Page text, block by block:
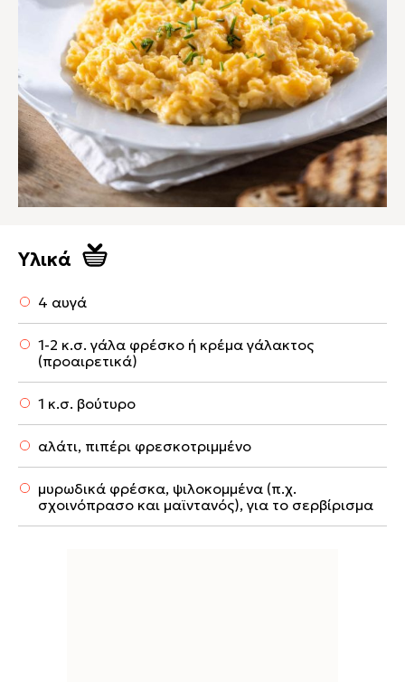
Υλικά
4 αυγά
1-2 κ.σ. γάλα φρέσκο ή κρέμα γάλακτος
(προαιρετικά)
1 κ.σ. βούτυρο
αλάτι, πιπέρι φρεσκοτριμμένο
μυρωδικά φρέσκα, ψιλοκομμένα (π.χ.
σχοινόπρασο και μαϊντανός), για το σερβίρισμα